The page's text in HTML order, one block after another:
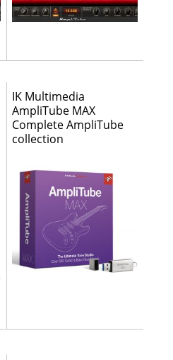
IK Multimedia
AmpliTube MAX
Complete AmpliTube
collection